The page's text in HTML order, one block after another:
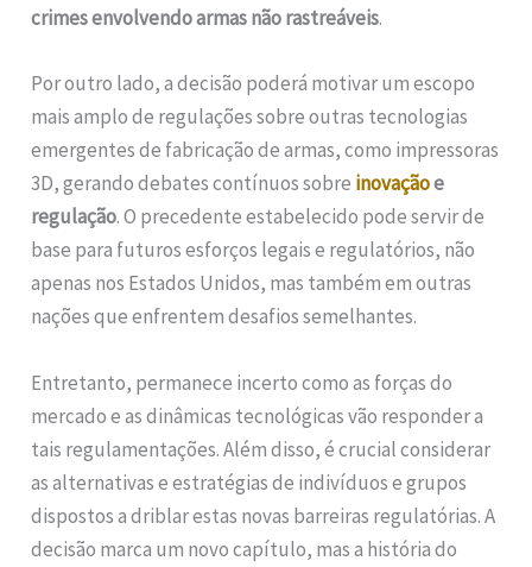
crimes envolvendo armas não rastreáveis.
Por outro lado, a decisão poderá motivar um escopo
mais amplo de regulações sobre outras tecnologias
emergentes de fabricação de armas, como impressoras
3D, gerando debates contínuos sobre inovaçãoe
regulação. O precedente estabelecido pode servir de
base para futuros esforços legais e regulatórios, não
apenas nos Estados Unidos, mas também em outras
nações que enfrentem desafios semelhantes.
Entretanto, permanece incerto como as forças do
mercado e as dinâmicas tecnológicas vão responder a
tais regulamentações. Além disso, é crucial considerar
as alternativas e estratégias de indivíduos e grupos
dispostos a driblar estas novas barreiras regulatórias. A
decisão marca um novo capítulo, mas a história do